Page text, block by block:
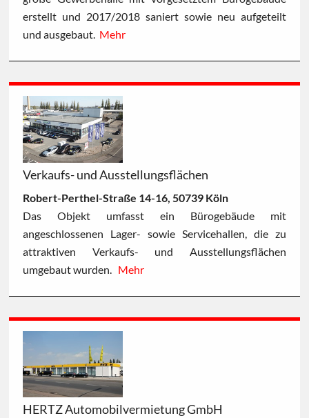
erstellt und 2017/2018 saniert sowie neu aufgeteilt
und ausgebaut. Mehr
Verkaufs- und Ausstellungsflächen
Robert-Perthel-Straße 14-16, 50739 Köln
Das Objekt umfasst ein Bürogebäude mit
angeschlossenen Lager- sowie Servicehallen, die zu
attraktiven Verkaufs- und Ausstellungsflächen
umgebaut wurden. Mehr
HERTZ Automobilvermietung GmbH